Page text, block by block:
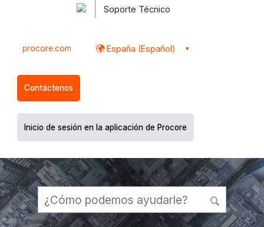
Soporte Técnico
procore.com España (Español)
Contáctenos
Inicio de sesión en la aplicación de Procore